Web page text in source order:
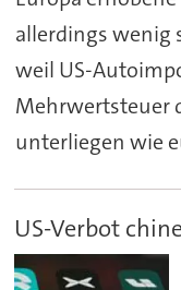
allerdings wenig
weil US-
Mehrwertsteuer
unterliegen wie
US-Verbot